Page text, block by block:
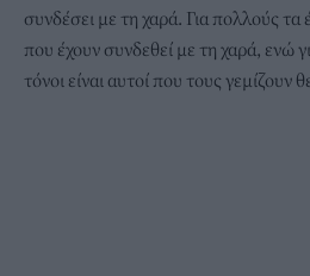
συνδέσει με τη χαρά. Για πολλούς τα
που έχουν συνδεθεί με τη χαρά, ενώ
τόνοι είναι αυτοί που τους γεμίζουν